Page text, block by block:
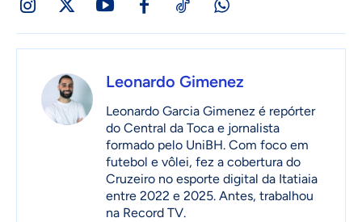
Leonardo Gimenez
Leonardo Garcia Gimenez é repórter
do Central da Toca e jornalista
formado pelo UniBH. Com foco em
futebol e vôlei, fez a cobertura do
Cruzeiro no esporte digital da Itatiaia
entre 2022 e 2025. Antes, trabalhou
na Record TV.